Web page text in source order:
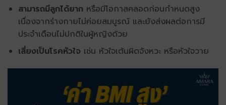
สามารถมีลูกได้ยาก หรือมีโอกาสคลอดก่อนกำหนดสูง
เนื่องจากร่างกายไม่ค่อยสมบูรณ์ และยังส่งผลต่อการมี
ประจำเดือนไม่ปกติในผู้หญิงด้วย
เสี่ยงเป็นโรคหัวใจ เช่น หัวใจเต้นผิดจังหวะ หรือหัวใจวาย